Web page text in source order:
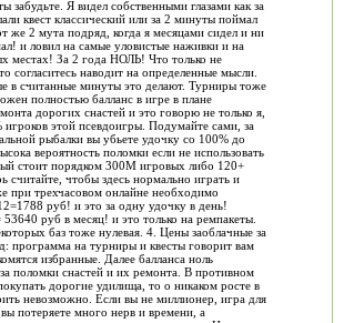
забудьте. Я видел собственными глазами как за
квест классический или за 2 минуты поймал
же 2 мута подряд, когда я месяцами сидел и ни
и ловил на самые уловистые наживки и на
местах! За 2 года НОЛЬ! Что только не
согласитесь наводит на определенные мысли.
в считанные минуты это делают. Турниры тоже
полностью балланс в игре в плане
дорогих снастей и это говорю не только я,
этой псевдоигры. Подумайте сами, за
рыбалки вы убьете удочку со 100% до
вероятность поломки если не использовать
стоит порядком 300М игровых либо 120+
считайте, чтобы здесь нормально играть и
при трехчасовом онлайне необходимо
руб! и это за одну удочку в день!
руб в месяц! и это только на ремпакеты.
баз тоже нулевая. 4. Цены заоблачные за
программа на турниры и квесты говорит вам
избранные. Далее балланса ноль
поломки снастей и их ремонта. В противном
дорогие удилища, то о никаком росте в
невозможно. Если вы не миллионер, игра для
вы потеряете много нерв и времени, а